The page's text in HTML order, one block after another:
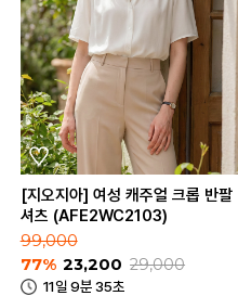
[지오지아] 여성 캐주얼 크롭 반팔
셔츠 (AFE2WC2103)
99,000
77% 23,200 29,000
11일 9분 35초